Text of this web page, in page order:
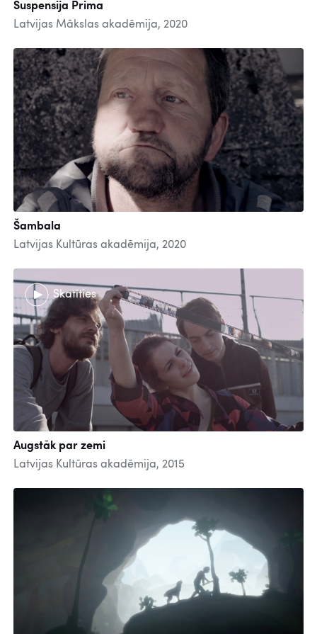
Suspensija Prima
Latvijas Mākslas akadēmija, 2020
Šambala
Latvijas Kultūras akadēmija, 2020
Skatīties
Augstāk par zemi
Latvijas Kultūras akadēmija, 2015